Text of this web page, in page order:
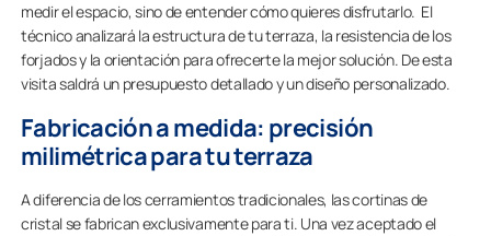
medir el espacio, sino de entender cómo quieres disfrutarlo. El
técnico analizará la estructura de tu terraza, la resistencia de los
forjados y la orientación para ofrecerte la mejor solución. De esta
visita saldrá un presupuesto detallado y un diseño personalizado.
Fabricación a medida: precisión
milimétrica para tu terraza
A diferencia de los cerramientos tradicionales, las cortinas de
cristal se fabrican exclusivamente para ti. Una vez aceptado el